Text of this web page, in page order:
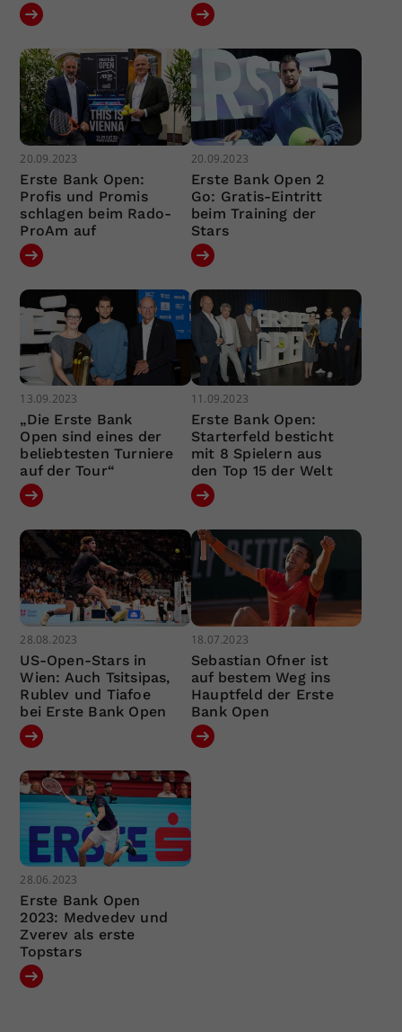
20.09.2023
Erste Bank Open:
Profis und Promis
schlagen beim Rado-
ProAm auf
20.09.2023
Erste Bank Open 2
Go: Gratis-Eintritt
beim Training der
Stars
13.09.2023
„Die Erste Bank
Open sind eines der
beliebtesten Turniere
auf der Tour“
11.09.2023
Erste Bank Open:
Starterfeld besticht
mit 8 Spielern aus
den Top 15 der Welt
28.08.2023
US-Open-Stars in
Wien: Auch Tsitsipas,
Rublev und Tiafoe
bei Erste Bank Open
18.07.2023
Sebastian Ofner ist
auf bestem Weg ins
Hauptfeld der Erste
Bank Open
28.06.2023
Erste Bank Open
2023: Medvedev und
Zverev als erste
Topstars